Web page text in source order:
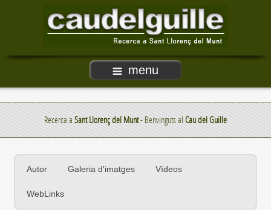
menu
Recerca a Sant Llorenç del Munt- Benvinguts al Cau del Guille
Autor Galeria d'imatges Vídeos
WebLinks